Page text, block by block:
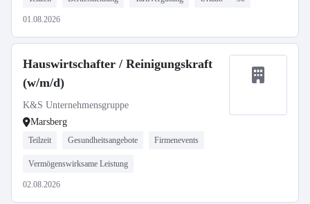
01.08.2026
Hauswirtschafter / Reinigungskraft
(w/m/d)
K&S Unternehmensgruppe
Marsberg
Teilzeit Gesundheitsangebote Firmenevents
Vermögenswirksame Leistung
02.08.2026